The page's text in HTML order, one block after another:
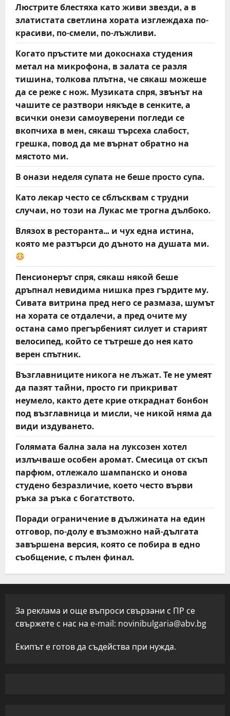
Люстрите блестяха като живи звезди, а в
златистата светлина хората изглеждаха по-
красиви, по-смели, по-лъжливи.
Когато пръстите ми докоснаха студения
метал на микрофона, в залата се разля
тишина, толкова плътна, че сякаш можеше
да се реже с нож. Музиката спря, звънът на
чашите се разтвори някъде в сенките, а
всички онези самоуверени погледи се
вкопчиха в мен, сякаш търсеха слабост,
грешка, повод да ме върнат обратно на
мястото ми.
В онази неделя супата не беше просто супа.
Като лекар често се сблъсквам с трудни
случаи, но този на Лукас ме трогна дълбоко.
Влязох в ресторанта… и чух една истина,
която ме разтърси до дъното на душата ми.
Пенсионерът спря, сякаш някой беше
дръпнал невидима нишка през гърдите му.
Сивата витрина пред него се размаза, шумът
на хората се отдалечи, а пред очите му
остана само прегърбеният силует и старият
велосипед, който се тътреше до нея като
верен спътник.
Възглавниците никога не лъжат. Те не умеят
да пазят тайни, просто ги прикриват
неумело, както дете крие откраднат бонбон
под възглавница и мисли, че никой няма да
види издуването.
Голямата бална зала на луксозен хотел
излъчваше особен аромат. Смесица от скъп
парфюм, отлежало шампанско и онова
студено безразличие, което често върви
ръка за ръка с богатството.
Поради ограничение в дължината на един
отговор, по-долу е възможно най-дългата
завършена версия, която се побира в едно
съобщение, с пълен финал.
За реклама и още въпроси свързани с ПР се
свържете с нас на e-mail: novinibulgaria@abv.bg
Екипът е готов да съдейства при нужда.